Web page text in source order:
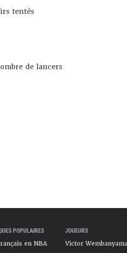
tentés
de lancers
POPULAIRES
en NBA
JOUEURS
Victor